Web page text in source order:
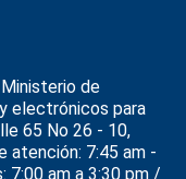
Ministerio de
electrónicos para
65 No 26 - 10,
atención: 7:45 am -
7:00 am a 3:30 pm /